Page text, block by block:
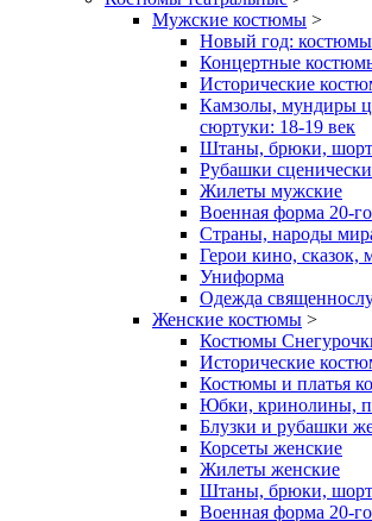
Мужские костюмы >
Новый год:
Концертные
Исторические
Камзолы, мундиры
сюртуки: 18-19 век
Штаны, брюки,
Рубашки
Жилеты мужские
Военная форма 20-
Страны, народы
Герои кино, сказок,
Униформа
Одежда
Женские костюмы >
Костюмы
Исторические
Костюмы и платья
Юбки, кринолины,
Блузки и рубашки
Корсеты женские
Жилеты женские
Штаны, брюки,
Военная форма 20-